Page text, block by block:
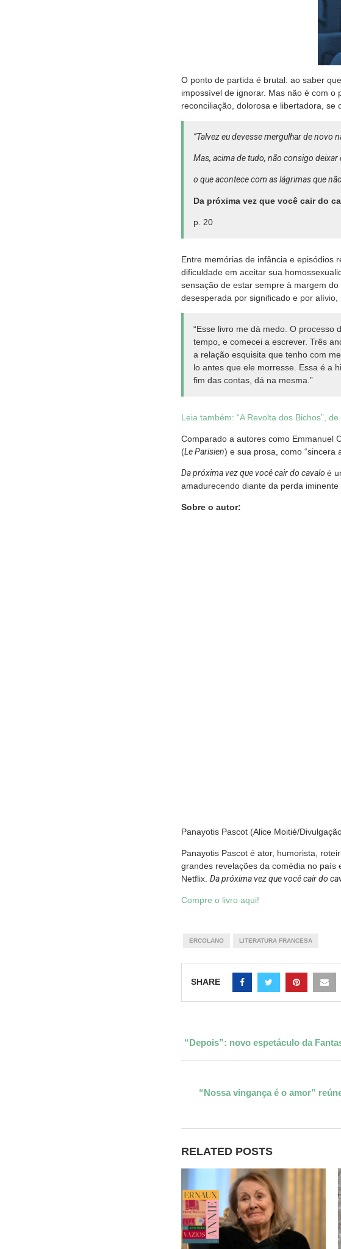
O ponto de partida é brutal: ao saber
impossível de ignorar. Mas não é com
reconciliação, dolorosa e libertadora, se
”Talvez eu devesse mergulhar de novo
Mas, acima de tudo, não consigo deixar
o que acontece com as lágrimas que
Da próxima vez que você cair do
p. 20
Entre memórias de infância e episódios
dificuldade em aceitar sua
sensação de estar sempre à margem
desesperada por significado e por
“Esse livro me dá medo. O processo
tempo, e comecei a escrever. Três
a relação esquisita que tenho com
lo antes que ele morresse. Essa é a
fim das contas, dá na mesma.”
Leia também: “A Revolta dos Bichos”,
Comparado a autores como Emmanuel
(Le Parisien) e sua prosa, como “sincera
Da próxima vez que você cair do cavalo é
amadurecendo diante da perda
Sobre o autor:
Panayotis Pascot (Alice Moitié/
Panayotis Pascot é ator, humorista,
grandes revelações da comédia no
Netflix. Da próxima vez que você cair do
Compre o livro aqui!
ERCOLANO LITERATURA FRANCESA
SHARE
“Depois”: novo espetáculo da
“Nossa vingança é o amor”
RELATED POSTS